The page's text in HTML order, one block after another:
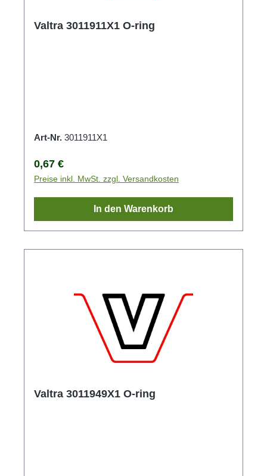
Valtra 3011911X1 O-ring
Art-Nr. 3011911X1
Regulärer Preis:
0,67 €
Preise inkl. MwSt. zzgl. Versandkosten
In den Warenkorb
Valtra 3011949X1 O-ring